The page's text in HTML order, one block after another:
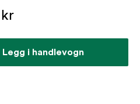
Legg i handlevogn